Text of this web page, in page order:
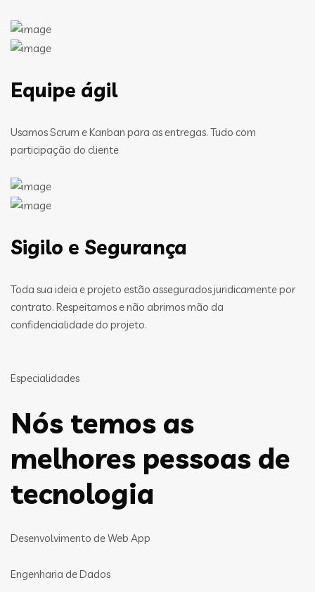
Equipe ágil
Usamos Scrum e Kanban para as entregas. Tudo com
participação do cliente
Sigilo e Segurança
Toda sua ideia e projeto estão assegurados juridicamente por
contrato. Respeitamos e não abrimos mão da
confidencialidade do projeto.
Especialidades
Nós temos as
melhores pessoas de
tecnologia
Desenvolvimento de Web App
Engenharia de Dados